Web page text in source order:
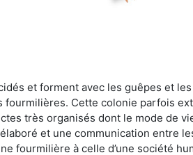
et forment avec les guêpes et
Cette colonie parfois
très organisés dont le mode de
et une communication entre
fourmilière à celle d’une société